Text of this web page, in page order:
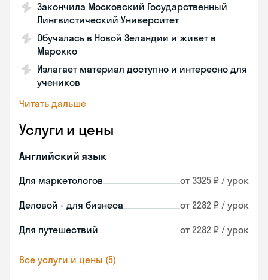
Закончила Московский Государственный
Лингвистический Университет
Обучалась в Новой Зеландии и живет в
Марокко
Излагает материал доступно и интересно для
учеников
Читать дальше
Услуги и цены
Английский язык
Для маркетологов от 3325 ₽ / урок
Деловой - для бизнеса от 2282 ₽ / урок
Для путешествий от 2282 ₽ / урок
Все услуги и цены (5)